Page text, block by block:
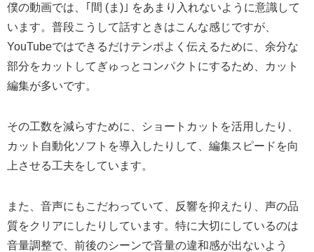
僕の動画では、｢間 (ま)｣ をあまり入れないように意識して
います。普段こうして話すときはこんな感じですが、
YouTubeではできるだけテンポよく伝えるために、余分な
部分をカットしてぎゅっとコンパクトにするため、カット
編集が多いです。
その工数を減らすために、ショートカットを活用したり、
カット自動化ソフトを導入したりして、編集スピードを向
上させる工夫をしています。
また、音声にもこだわっていて、反響を抑えたり、声の品
質をクリアにしたりしています。特に大切にしているのは
音量調整で、前後のシーンで音量の違和感が出ないよう